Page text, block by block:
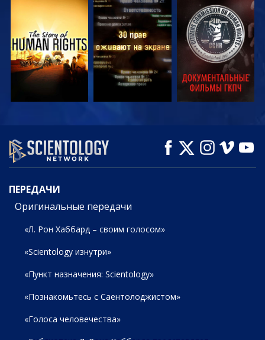
СМОТРЕТЬ СМОТРЕТЬ СМОТРЕТЬ
СМОТРЕТЬ СМОТРЕТЬ
СМОТРЕТЬ
ПЕРЕДАЧИ
ПЕРЕДАЧИ
Оригинальные передачи
«Л. Рон Хаббард – своим голосом»
«Scientology изнутри»
«Пункт назначения: Scientology»
«Познакомьтесь с Саентолоджистом»
«Голоса человечества»